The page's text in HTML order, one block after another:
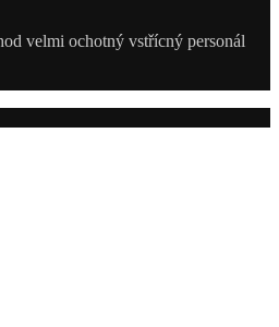
velmi ochotný vstřícný personál